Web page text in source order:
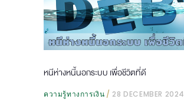
หนีห่างหนี้นอกระบบ เพื่อชีวิตที่ดี
ความรู้ทางการเงิน 28 DECEMBER 2024